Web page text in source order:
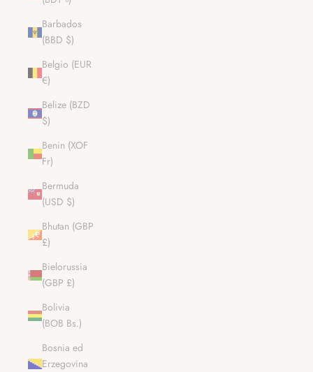
Barbados
(BBD $)
Belgio (EUR
€)
Belize (BZD
$)
Benin (XOF
Fr)
Bermuda
(USD $)
Bhutan (GBP
£)
Bielorussia
(GBP £)
Bolivia
(BOB Bs.)
Bosnia ed
Erzegovina